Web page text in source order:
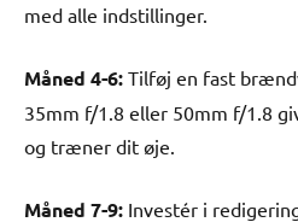
med alle indstillinger.
Måned 4-6: Tilføj en fast
35mm f/1.8 eller 50mm f/1.8
og træner dit øje.
Måned 7-9: Investér i